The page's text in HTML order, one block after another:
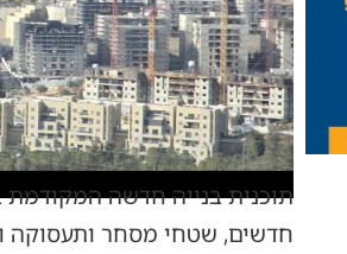
תוכנית בנייה חדשה המקודמת
חדשים, שטחי מסחר ותעסוקה